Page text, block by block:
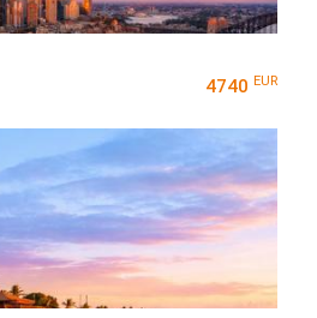
4740 EUR